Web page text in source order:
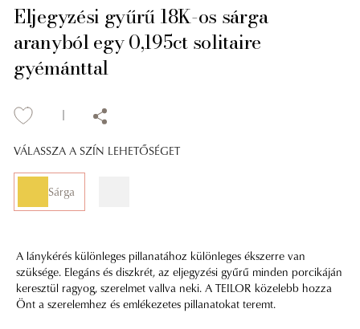
Eljegyzési gyűrű 18K-os sárga
aranyból egy 0,195ct solitaire
gyémánttal
VÁLASSZA A SZÍN LEHETŐSÉGET
Sárga
A lánykérés különleges pillanatához különleges ékszerre van
szüksége. Elegáns és diszkrét, az eljegyzési gyűrű minden porcikáján
keresztül ragyog, szerelmet vallva neki. A TEILOR közelebb hozza
Önt a szerelemhez és emlékezetes pillanatokat teremt.